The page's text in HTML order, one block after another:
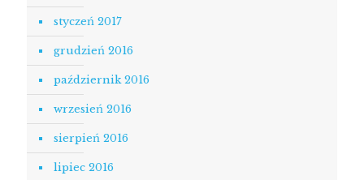
styczeń 2017
grudzień 2016
październik 2016
wrzesień 2016
sierpień 2016
lipiec 2016